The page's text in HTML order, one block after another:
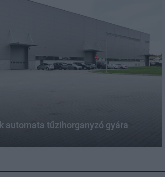
automata tűzihorganyzó gyára